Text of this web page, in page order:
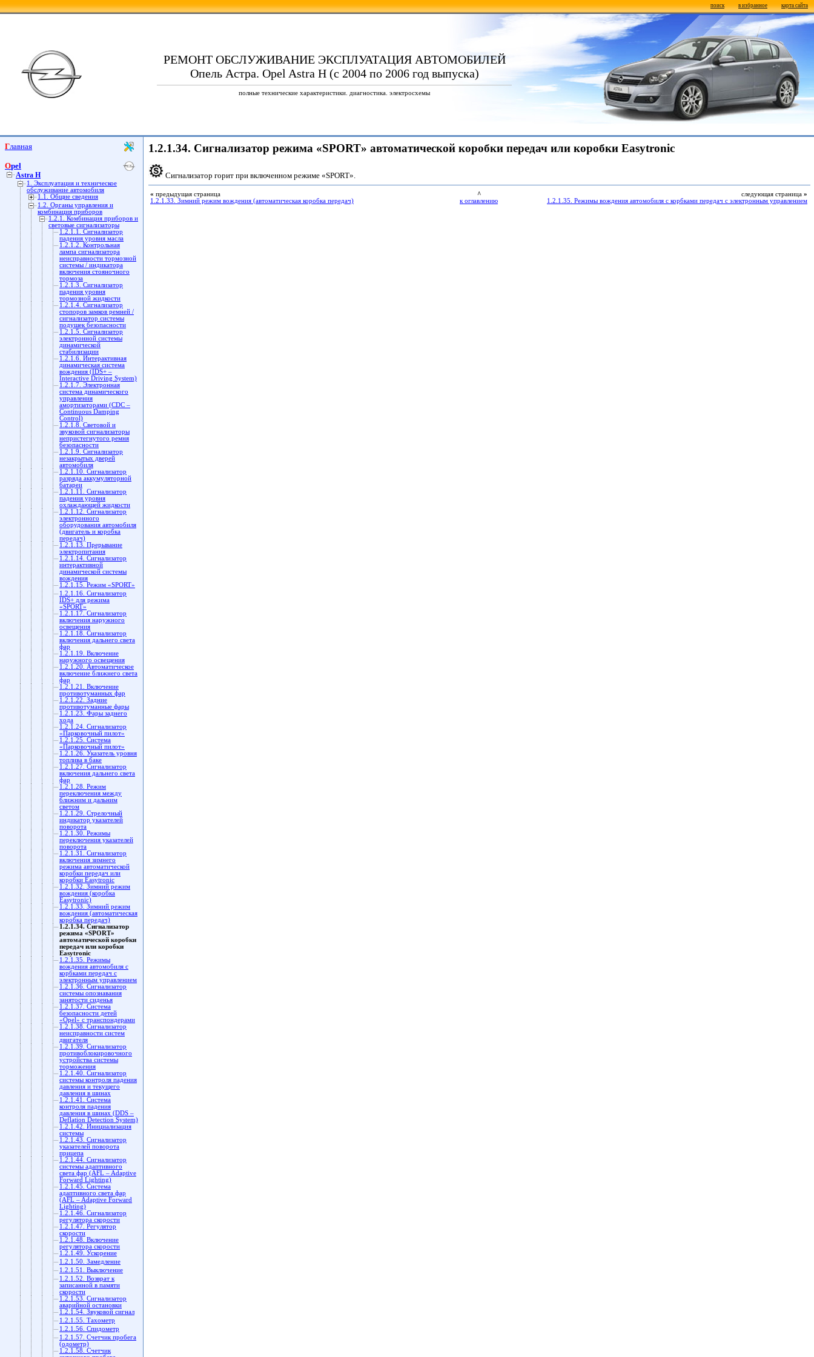
поиск в избранное карта сайта
РЕМОНТ ОБСЛУЖИВАНИЕ ЭКСПЛУАТАЦИЯ АВТОМОБИЛЕЙ
Опель Астра. Opel Astra H (с 2004 по 2006 год выпуска)
полные технические характеристики. диагностика. электросхемы
Главная
Opel
Astra H
1. Эксплуатация и техническое
обслуживание автомобиля
1.1. Общие сведения
1.2. Органы управления и
комбинация приборов
1.2.1. Комбинация приборов и
световые сигнализаторы
1.2.1.1. Сигнализатор
падения уровня масла
1.2.1.2. Контрольная
лампа сигнализатора
неисправности тормозной
системы / индикатора
включения стояночного
тормоза
1.2.1.3. Сигнализатор
падения уровня
тормозной жидкости
1.2.1.4. Сигнализатор
стопоров замков ремней /
cигнализатор системы
подушек безопасности
1.2.1.5. Сигнализатор
электронной системы
динамической
стабилизации
1.2.1.6. Интерактивная
динамическая система
вождения (IDS+ –
Interactive Driving System)
1.2.1.7. Электронная
система динамического
управления
амортизаторами (CDC –
Continuous Damping
Control)
1.2.1.8. Световой и
звуковой сигнализаторы
непристегнутого ремня
безопасности
1.2.1.9. Сигнализатор
незакрытых дверей
автомобиля
1.2.1.10. Сигнализатор
разряда аккумуляторной
батареи
1.2.1.11. Сигнализатор
падения уровня
охлаждающей жидкости
1.2.1.12. Сигнализатор
электронного
оборудования автомобиля
(двигатель и коробка
передач)
1.2.1.13. Прерывание
электропитания
1.2.1.14. Сигнализатор
интерактивной
динамической системы
вождения
1.2.1.15. Режим «SPORT»
1.2.1.16. Сигнализатор
IDS+ для режима
«SPORT»
1.2.1.17. Сигнализатор
включения наружного
освещения
1.2.1.18. Сигнализатор
включения дальнего света
фар
1.2.1.19. Включение
наружного освещения
1.2.1.20. Автоматическое
включение ближнего света
фар
1.2.1.21. Включение
противотуманных фар
1.2.1.22. Задние
противотуманные фары
1.2.1.23. Фары заднего
хода
1.2.1.24. Сигнализатор
«Парковочный пилот»
1.2.1.25. Система
«Парковочный пилот»
1.2.1.26. Указатель уровня
топлива в баке
1.2.1.27. Сигнализатор
включения дальнего света
фар
1.2.1.28. Режим
переключения между
ближним и дальним
светом
1.2.1.29. Стрелочный
индикатор указателей
поворота
1.2.1.30. Режимы
переключения указателей
поворота
1.2.1.31. Сигнализатор
включения зимнего
режима автоматической
коробки передач или
коробки Easytronic
1.2.1.32. Зимний режим
вождения (коробка
Easytronic)
1.2.1.33. Зимний режим
вождения (автоматическая
коробка передач)
1.2.1.34. Сигнализатор
режима «SPORT»
автоматической коробки
передач или коробки
Easytronic
1.2.1.35. Режимы
вождения автомобиля с
корбками передач с
электронным управлением
1.2.1.36. Сигнализатор
системы опознавания
занятости сиденья
1.2.1.37. Система
безопасности детей
«Opel» с транспондерами
1.2.1.38. Сигнализатор
неисправности систем
двигателя
1.2.1.39. Сигнализатор
противоблокировочного
устройства системы
торможения
1.2.1.40. Сигнализатор
системы контроля падения
давления и текущего
давления в шинах
1.2.1.41. Система
контроля падения
давления в шинах (DDS –
Deflation Detection System)
1.2.1.42. Инициализация
системы
1.2.1.43. Сигнализатор
указателей поворота
прицепа
1.2.1.44. Сигнализатор
системы адаптивного
света фар (AFL – Adaptive
Forward Lighting)
1.2.1.45. Система
адаптивного света фар
(AFL – Adaptive Forward
Lighting)
1.2.1.46. Сигнализатор
регулятора скорости
1.2.1.47. Регулятор
скорости
1.2.1.48. Включение
регулятора скорости
1.2.1.49. Ускорение
1.2.1.50. Замедление
1.2.1.51. Выключение
1.2.1.52. Возврат к
записанной в памяти
скорости
1.2.1.53. Сигнализатор
аварийной остановки
1.2.1.54. Звуковой сигнал
1.2.1.55. Тахометр
1.2.1.56. Спидометр
1.2.1.57. Счетчик пробега
(одометр)
1.2.1.58. Счетчик
1.2.1.34. Сигнализатор режима «SPORT» автоматической коробки передач или коробки Easytronic
Сигнализатор горит при включенном режиме «SPORT».
« предыдущая страница
1.2.1.33. Зимний режим вождения (автоматическая коробка передач)
^
к оглавлению
следующая страница »
1.2.1.35. Режимы вождения автомобиля с корбками передач с электронным управлением